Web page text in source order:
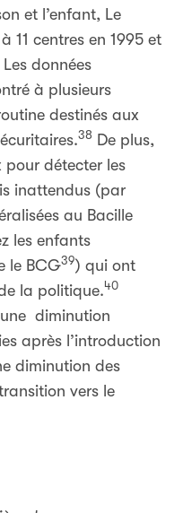
et l’enfant, Le
11 centres en 1995 et
Les données
à plusieurs
destinés aux
38 De plus,
pour détecter les
inattendus (par
au Bacille
les enfants
le BCG39) qui ont
la politique.40
une diminution
après l’introduction
diminution des
vers le